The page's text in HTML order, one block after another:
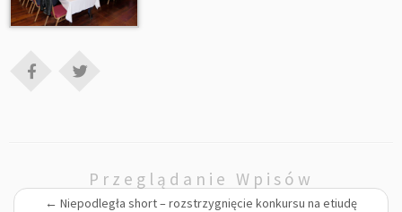
Przeglądanie Wpisów
← Niepodległa short – rozstrzygnięcie konkursu na etiudę